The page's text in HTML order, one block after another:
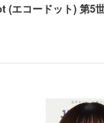
エコードット) 第5
チェア 椅子 テレ